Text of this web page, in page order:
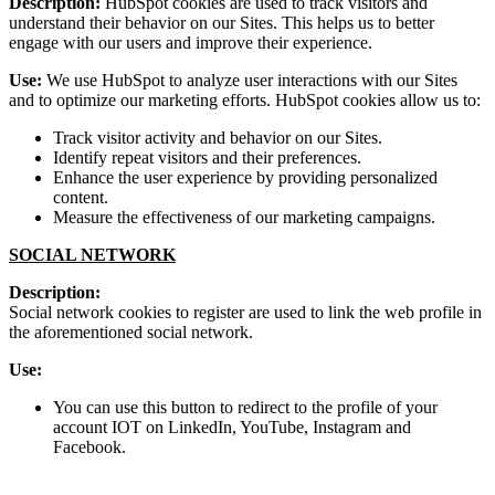
understand their behavior on our Sites. This helps us to better
engage with our users and improve their experience.
Use: We use HubSpot to analyze user interactions with our Sites
and to optimize our marketing efforts. HubSpot cookies allow us to:
Track visitor activity and behavior on our Sites.
Identify repeat visitors and their preferences.
Enhance the user experience by providing personalized
content.
Measure the effectiveness of our marketing campaigns.
SOCIAL NETWORK
Description:
Social network cookies to register are used to link the web profile in
the aforementioned social network.
Use:
You can use this button to redirect to the profile of your
account IOT on LinkedIn, YouTube, Instagram and
Facebook.